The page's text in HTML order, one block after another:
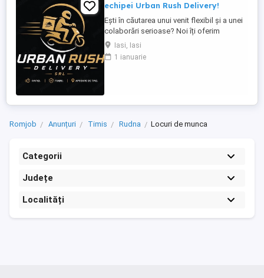
echipei Urban Rush Delivery!
Ești în căutarea unui venit flexibil și a unei
colaborări serioase? Noi îți oferim
posibilitatea să livrezi prin cele mai mari
platforme de livrare din România, într-un
mediu profesionist și transparent. Ce îți
Iasi, Iasi
1 ianuarie
Romjob Anunțuri Timis Rudna Locuri de munca
Categorii
Județe
Localități